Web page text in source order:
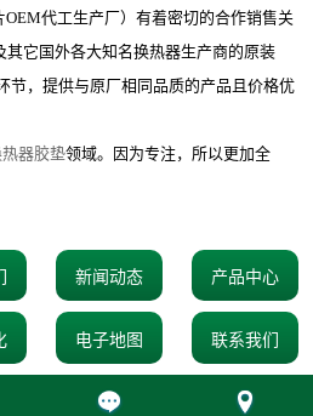
OEM代工生产厂）有着密切的合作销售关
其它国外各大知名换热器生产商的原装
节，提供与原厂相同品质的产品且价格优
器胶垫领域。因为专注，所以更加全
新闻动态 产品中心
电子地图 联系我们